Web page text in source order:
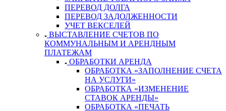
ПЕРЕВОД ДОЛГА
ПЕРЕВОД ЗАДОЛЖЕННОСТИ
УЧЕТ ВЕКСЕЛЕЙ
ВЫСТАВЛЕНИЕ СЧЕТОВ ПО
КОММУНАЛЬНЫМ И АРЕНДНЫМ
ПЛАТЕЖАМ
ОБРАБОТКИ АРЕНДА
ОБРАБОТКА «ЗАПОЛНЕНИЕ СЧЕТА
НА УСЛУГИ»
ОБРАБОТКА «ИЗМЕНЕНИЕ
СТАВОК АРЕНДЫ»
ОБРАБОТКА «ПЕЧАТЬ